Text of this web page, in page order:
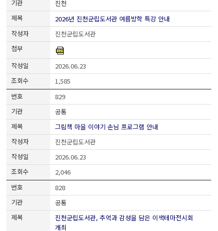
진천
2026년 진천군립도서관 여름방학 특강 안내
진천군립도서관
2026.06.23
1,585
829
공통
그림책 마을 이야기 손님 프로그램 안내
진천군립도서관
2026.06.23
2,046
828
공통
진천군립도서관, 추억과 감성을 담은 이색테마전시회
개최